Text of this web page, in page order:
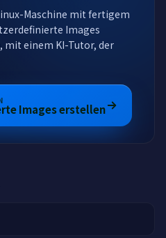
Maschine mit fertigem
Images
mit einem KI-Tutor, der
Images erstellen